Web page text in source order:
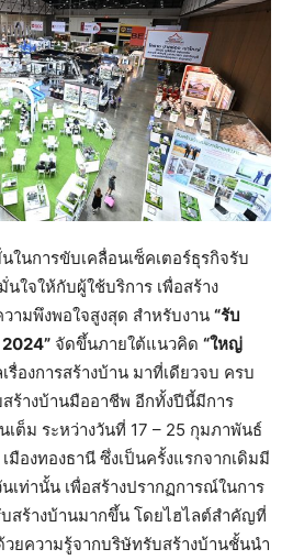
นการขับเคลื่อนเซ็คเตอร์ธุรกิจรับ
ใจให้กับผู้ใช้บริการ เพื่อสร้าง
ามพึงพอใจสูงสุด สำหรับงาน “รับ
จัดขึ้นภายใต้แนวคิด “ใหญ่
รื่องการสร้างบ้าน มาที่เดียวจบ ครบ
ร้างบ้านมืออาชีพ อีกทั้งปีนี้มีการ
เต็ม ระหว่างวันที่ 17 – 25 กุมภาพันธ์
องทองธานี ซึ่งเป็นครั้งแรกจากเดิมมี
นเท่านั้น เพื่อสร้างปรากฏการณ์ในการ
สร้างบ้านมากขึ้น โดยไฮไลต์สำคัญที่
ยความรู้จากบริษัทรับสร้างบ้านชั้นนำ